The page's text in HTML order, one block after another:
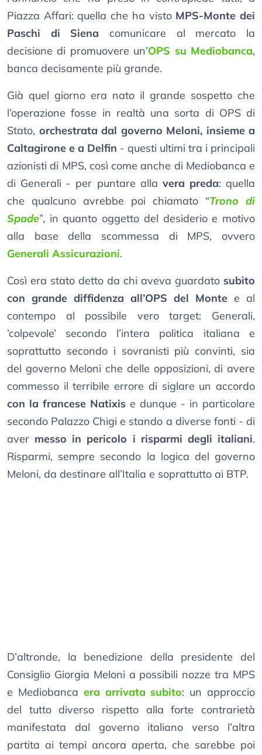
Piazza Affari: quella che ha visto MPS-Monte dei
Paschi di Siena comunicare al mercato la
decisione di promuovere un’OPS su Mediobanca,
banca decisamente più grande.
Già quel giorno era nato il grande sospetto che
l’operazione fosse in realtà una sorta di OPS di
Stato, orchestrata dal governo Meloni, insieme a
Caltagirone e a Delfin - questi ultimi tra i principali
azionisti di MPS, così come anche di Mediobanca e
di Generali - per puntare alla vera preda: quella
che qualcuno avrebbe poi chiamato “Trono di
Spade”, in quanto oggetto del desiderio e motivo
alla base della scommessa di MPS, ovvero
Generali Assicurazioni.
Così era stato detto da chi aveva guardato subito
con grande diffidenza all’OPS del Monte e al
contempo al possibile vero target: Generali,
’colpevole’ secondo l’intera politica italiana e
soprattutto secondo i sovranisti più convinti, sia
del governo Meloni che delle opposizioni, di avere
commesso il terribile errore di siglare un accordo
con la francese Natixis e dunque - in particolare
secondo Palazzo Chigi e stando a diverse fonti - di
aver messo in pericolo i risparmi degli italiani.
Risparmi, sempre secondo la logica del governo
Meloni, da destinare all’Italia e soprattutto ai BTP.
D’altronde, la benedizione della presidente del
Consiglio Giorgia Meloni a possibili nozze tra MPS
e Mediobanca era arrivata subito: un approccio
del tutto diverso rispetto alla forte contrarietà
manifestata dal governo italiano verso l’altra
partita ai tempi ancora aperta, che sarebbe poi